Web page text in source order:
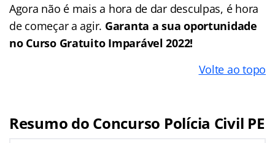
Agora não é mais a hora de dar desculpas, é hora
de começar a agir. Garanta a sua oportunidade
no Curso Gratuito Imparável 2022!
Volte ao topo
Resumo do Concurso Polícia Civil PE